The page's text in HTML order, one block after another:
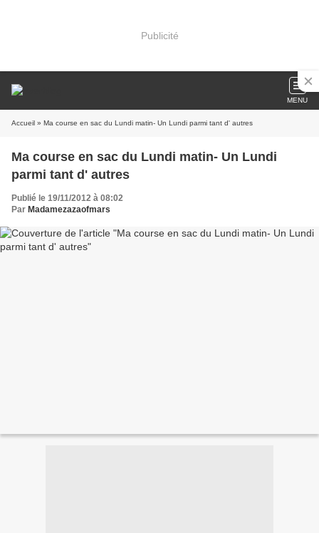
Publicité
MENU
Accueil » Ma course en sac du Lundi matin- Un Lundi parmi tant d' autres
Ma course en sac du Lundi matin- Un Lundi
parmi tant d' autres
Publié le 19/11/2012 à 08:02
Par Madamezazaofmars